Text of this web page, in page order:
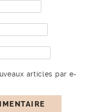
articles par e-